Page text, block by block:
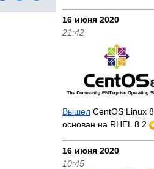
16 июня 2020
21:42
Вышел CentOS Linux
основан на RHEL 8.2
16 июня 2020
10:45